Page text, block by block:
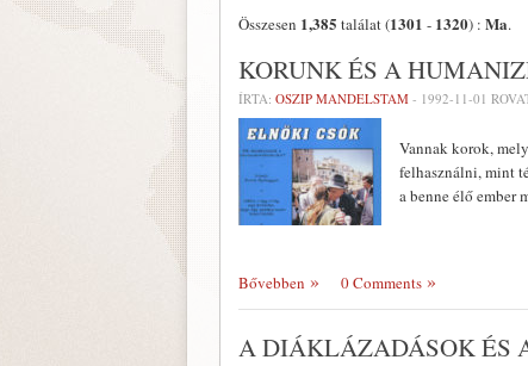
Összesen 1,385 találat (1301 - 1320) : Ma.
KORUNK ÉS A
ÍRTA: OSZIP MANDELSTAM - 1992-11-01
Vannak korok,
felhasználni, mint
a benne élő ember
Bővebben 0 Comments
A DIÁKLÁZADÁSOK ÉS